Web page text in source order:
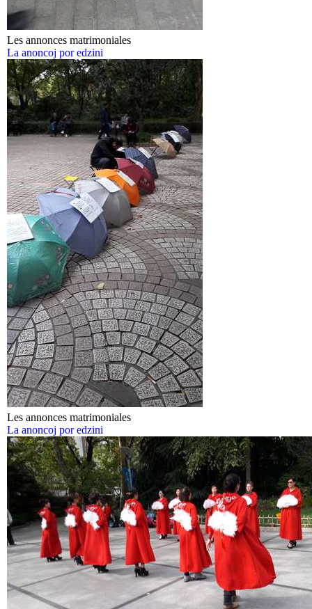
Les annonces matrimoniales
La anoncoj por edzini
Les annonces matrimoniales
La anoncoj por edzini